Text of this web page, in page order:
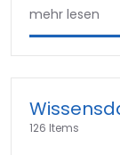
mehr lesen
126 Items